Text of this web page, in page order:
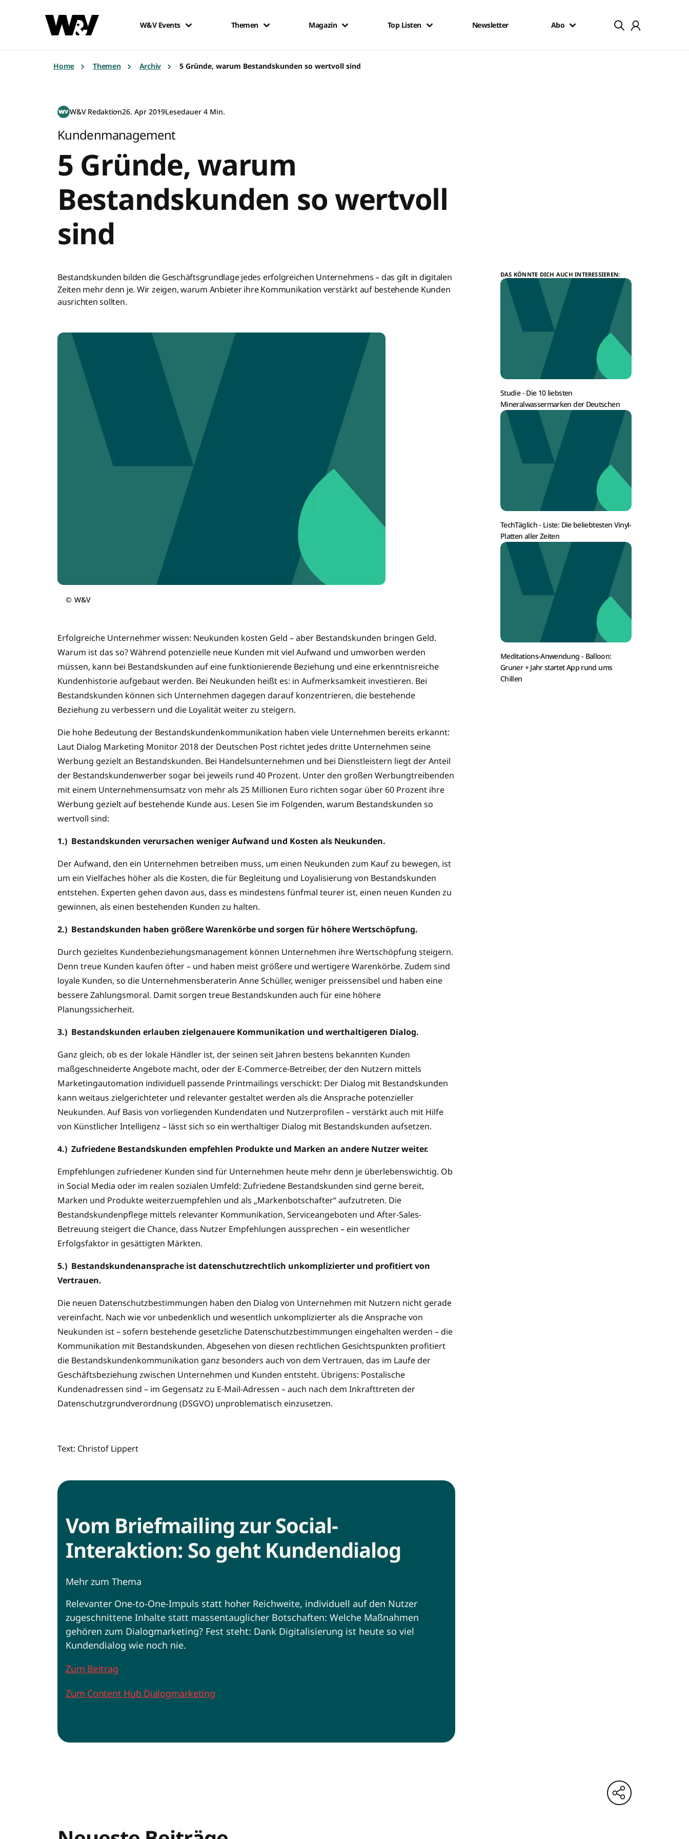
W&V Events Themen Magazin Top Listen Newsletter Abo
Home Themen Archiv 5 Gründe, warum Bestandskunden so wertvoll sind
W&V Redaktion26. Apr 2019Lesedauer 4 Min.
Kundenmanagement
5 Gründe, warum
Bestandskunden so wertvoll
sind
Bestandskunden bilden die Geschäftsgrundlage jedes erfolgreichen Unternehmens – das gilt in digitalen
Zeiten mehr denn je. Wir zeigen, warum Anbieter ihre Kommunikation verstärkt auf bestehende Kunden
ausrichten sollten.
© W&V
Erfolgreiche Unternehmer wissen: Neukunden kosten Geld – aber Bestandskunden bringen Geld.
Warum ist das so? Während potenzielle neue Kunden mit viel Aufwand und umworben werden
müssen, kann bei Bestandskunden auf eine funktionierende Beziehung und eine erkenntnisreiche
Kundenhistorie aufgebaut werden. Bei Neukunden heißt es: in Aufmerksamkeit investieren. Bei
Bestandskunden können sich Unternehmen dagegen darauf konzentrieren, die bestehende
Beziehung zu verbessern und die Loyalität weiter zu steigern.
Die hohe Bedeutung der Bestandskundenkommunikation haben viele Unternehmen bereits erkannt:
Laut Dialog Marketing Monitor 2018 der Deutschen Post richtet jedes dritte Unternehmen seine
Werbung gezielt an Bestandskunden. Bei Handelsunternehmen und bei Dienstleistern liegt der Anteil
der Bestandskundenwerber sogar bei jeweils rund 40 Prozent. Unter den großen Werbungtreibenden
mit einem Unternehmensumsatz von mehr als 25 Millionen Euro richten sogar über 60 Prozent ihre
Werbung gezielt auf bestehende Kunde aus. Lesen Sie im Folgenden, warum Bestandskunden so
wertvoll sind:
1.) Bestandskunden verursachen weniger Aufwand und Kosten als Neukunden.
Der Aufwand, den ein Unternehmen betreiben muss, um einen Neukunden zum Kauf zu bewegen, ist
um ein Vielfaches höher als die Kosten, die für Begleitung und Loyalisierung von Bestandskunden
entstehen. Experten gehen davon aus, dass es mindestens fünfmal teurer ist, einen neuen Kunden zu
gewinnen, als einen bestehenden Kunden zu halten.
2.) Bestandskunden haben größere Warenkörbe und sorgen für höhere Wertschöpfung.
Durch gezieltes Kundenbeziehungsmanagement können Unternehmen ihre Wertschöpfung steigern.
Denn treue Kunden kaufen öfter – und haben meist größere und wertigere Warenkörbe. Zudem sind
loyale Kunden, so die Unternehmensberaterin Anne Schüller, weniger preissensibel und haben eine
bessere Zahlungsmoral. Damit sorgen treue Bestandskunden auch für eine höhere
Planungssicherheit.
3.) Bestandskunden erlauben zielgenauere Kommunikation und werthaltigeren Dialog.
Ganz gleich, ob es der lokale Händler ist, der seinen seit Jahren bestens bekannten Kunden
maßgeschneiderte Angebote macht, oder der E-Commerce-Betreiber, der den Nutzern mittels
Marketingautomation individuell passende Printmailings verschickt: Der Dialog mit Bestandskunden
kann weitaus zielgerichteter und relevanter gestaltet werden als die Ansprache potenzieller
Neukunden. Auf Basis von vorliegenden Kundendaten und Nutzerprofilen – verstärkt auch mit Hilfe
von Künstlicher Intelligenz – lässt sich so ein werthaltiger Dialog mit Bestandskunden aufsetzen.
4.) Zufriedene Bestandskunden empfehlen Produkte und Marken an andere Nutzer weiter.
Empfehlungen zufriedener Kunden sind für Unternehmen heute mehr denn je überlebenswichtig. Ob
in Social Media oder im realen sozialen Umfeld: Zufriedene Bestandskunden sind gerne bereit,
Marken und Produkte weiterzuempfehlen und als „Markenbotschafter“ aufzutreten. Die
Bestandskundenpflege mittels relevanter Kommunikation, Serviceangeboten und After-Sales-
Betreuung steigert die Chance, dass Nutzer Empfehlungen aussprechen – ein wesentlicher
Erfolgsfaktor in gesättigten Märkten.
5.) Bestandskundenansprache ist datenschutzrechtlich unkomplizierter und profitiert von
Vertrauen.
Die neuen Datenschutzbestimmungen haben den Dialog von Unternehmen mit Nutzern nicht gerade
vereinfacht. Nach wie vor unbedenklich und wesentlich unkomplizierter als die Ansprache von
Neukunden ist – sofern bestehende gesetzliche Datenschutzbestimmungen eingehalten werden – die
Kommunikation mit Bestandskunden. Abgesehen von diesen rechtlichen Gesichtspunkten profitiert
die Bestandskundenkommunikation ganz besonders auch von dem Vertrauen, das im Laufe der
Geschäftsbeziehung zwischen Unternehmen und Kunden entsteht. Übrigens: Postalische
Kundenadressen sind – im Gegensatz zu E-Mail-Adressen – auch nach dem Inkrafttreten der
Datenschutzgrundverordnung (DSGVO) unproblematisch einzusetzen.
Text: Christof Lippert
Vom Briefmailing zur Social-
Interaktion: So geht Kundendialog
Mehr zum Thema
Relevanter One-to-One-Impuls statt hoher Reichweite, individuell auf den Nutzer
zugeschnittene Inhalte statt massentauglicher Botschaften: Welche Maßnahmen
gehören zum Dialogmarketing? Fest steht: Dank Digitalisierung ist heute so viel
Kundendialog wie noch nie.
Zum Beitrag
Zum Content Hub Dialogmarketing
DAS KÖNNTE DICH AUCH INTERESSIEREN:
Studie - Die 10 liebsten
Mineralwassermarken der Deutschen
TechTäglich - Liste: Die beliebtesten Vinyl-
Platten aller Zeiten
Meditations-Anwendung - Balloon:
Gruner + Jahr startet App rund ums
Chillen